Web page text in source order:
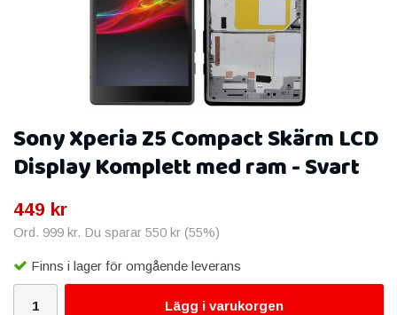
Sony Xperia Z5 Compact Skärm LCD
Display Komplett med ram - Svart
449 kr
Ord. 999 kr. Du sparar 550 kr (55%)
Finns i lager för omgående leverans
Lägg i varukorgen